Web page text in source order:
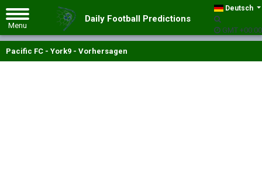
Deutsch
GMT +00:00
Daily Football Predictions
Pacific FC - York9 - Vorhersagen